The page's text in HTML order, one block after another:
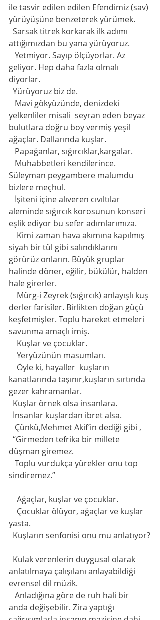
ile tasvir edilen edilen Efendimiz (sav)
yürüyüşüne benzeterek yürümek.
Sarsak titrek korkarak ilk adımı
attığımızdan bu yana yürüyoruz.
Yetmiyor. Sayıp ölçüyorlar. Az
geliyor. Hep daha fazla olmalı
diyorlar.
Yürüyoruz biz de.
Mavi gökyüzünde, denizdeki
yelkenliler misali  seyran eden beyaz
bulutlara doğru boy vermiş yeşil
ağaçlar. Dallarında kuşlar.
Papağanlar, sığırcıklar,kargalar.
Muhabbetleri kendilerince.
Süleyman peygambere malumdu
bizlere meçhul.
İşiteni içine alıveren cıvıltılar
aleminde sığırcık korosunun konseri
eşlik ediyor bu sefer adımlarımıza.
Kimi zaman hava akımına kapılmış
siyah bir tül gibi salındıklarını
görürüz onların. Büyük gruplar
halinde döner, eğilir, bükülür, halden
hale girerler.
Mürg-i Zeyrek (sığırcık) anlayışlı kuş
derler farisîler. Birlikten doğan güçü
keşfetmişler. Toplu hareket etmeleri
savunma amaçlı imiş.
Kuşlar ve çocuklar.
Yeryüzünün masumları.
Öyle ki, hayaller  kuşların
kanatlarında taşınır,kuşların sırtında
gezer kahramanlar.
Kuşlar örnek olsa insanlara.
İnsanlar kuşlardan ibret alsa.
Çünkü,Mehmet Akif’in dediği gibi ,
“Girmeden tefrika bir millete
düşman giremez.
Toplu vurdukça yürekler onu top
sindiremez.”
Ağaçlar, kuşlar ve çocuklar.
Çocuklar ölüyor, ağaçlar ve kuşlar
yasta.
Kuşların senfonisi onu mu anlatıyor?
Kulak verenlerin duygusal olarak
anlatılmaya çalışılanı anlayabildiği
evrensel dil müzik.
Anladığına göre de ruh hali bir
anda değişebilir. Zira yaptığı